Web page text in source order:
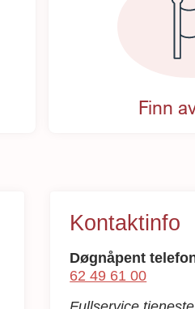
Finn
Kontaktinfo
Døgnåpent
62 49 61 00